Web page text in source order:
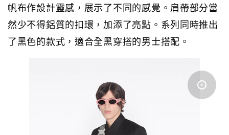
帆布作設計靈感，展示了不同的感覺。肩帶部分當
然少不得鋁質的扣環，加添了亮點。系列同時推出
了黑色的款式，適合全黑穿搭的男士搭配。